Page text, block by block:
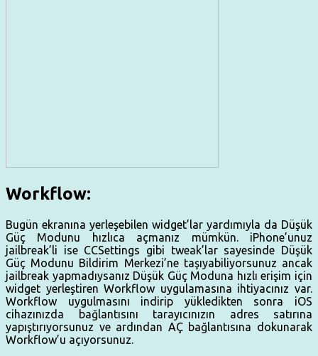
Workflow:
Bugün ekranına yerleşebilen widget’lar yardımıyla da Düşük
Güç Modunu hızlıca açmanız mümkün. iPhone’unuz
jailbreak’li ise CCSettings gibi tweak’lar sayesinde Düşük
Güç Modunu Bildirim Merkezi’ne taşıyabiliyorsunuz ancak
jailbreak yapmadıysanız Düşük Güç Moduna hızlı erişim için
widget yerleştiren Workflow uygulamasına ihtiyacınız var.
Workflow uygulmasını indirip yükledikten sonra iOS
cihazınızda bağlantısını tarayıcınızın adres satırına
yapıştırıyorsunuz ve ardından AÇ bağlantısına dokunarak
Workflow’u açıyorsunuz.